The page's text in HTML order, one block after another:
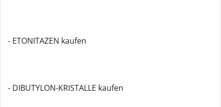
- ETONITAZEN kaufen
- DIBUTYLON-KRISTALLE kaufen